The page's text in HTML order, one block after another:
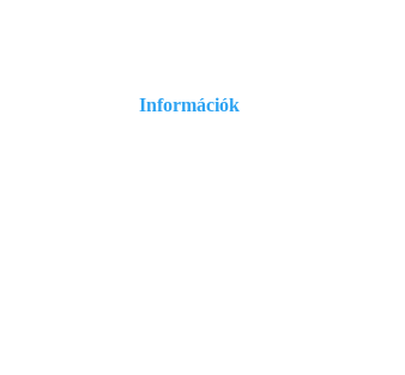
Információk